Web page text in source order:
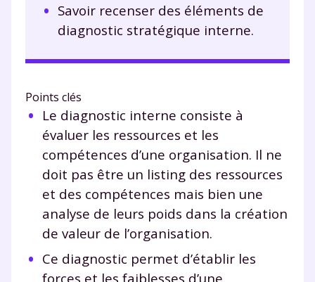
Savoir recenser des éléments de
diagnostic stratégique interne.
Points clés
Le diagnostic interne consiste à
évaluer les ressources et les
compétences d’une organisation. Il ne
doit pas être un listing des ressources
et des compétences mais bien une
analyse de leurs poids dans la création
de valeur de l’organisation.
Ce diagnostic permet d’établir les
forces et les faiblesses d’une